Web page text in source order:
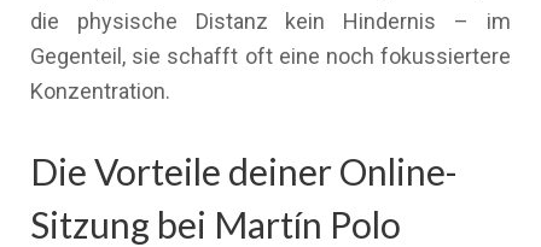
die physische Distanz kein Hindernis – im
Gegenteil, sie schafft oft eine noch fokussiertere
Konzentration.
Die Vorteile deiner Online-
Sitzung bei Martín Polo